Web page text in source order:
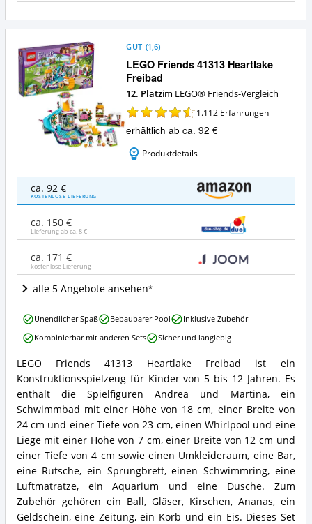
LEGO Friends 41313 Heartlake
Freibad
GUT (1,6)
12. Platzim LEGO® Friends-Vergleich
1.112 Erfahrungen
erhältlich ab ca. 92 €
Produktdetails
Friends
41313
Heartlake
Freibad
Angebote:
LEGO®
Friends
ca. 92 €
KOSTENLOSE LIEFERUNG
ca. 150 €
Lieferung ab ca.8 €
ca. 171 €
kostenlose Lieferung
alle 5 Angebote ansehen
LEGO
Friends
41313
Heartlake
Freibad
Zusammenfassung:
Was
bietet
LEGO®
Friends?
LEGO Friends 41313 Heartlake Freibad ist ein
Konstruktionsspielzeug für Kinder von 5 bis 12 Jahren. Es
enthält die Spielfiguren Andrea und Martina, ein
Schwimmbad mit einer Höhe von 18 cm, einer Breite von
24 cm und einer Tiefe von 23 cm, einen Whirlpool und eine
Liege mit einer Höhe von 7 cm, einer Breite von 12 cm und
einer Tiefe von 4 cm sowie einen Umkleideraum, eine Bar,
eine Rutsche, ein Sprungbrett, einen Schwimmring, eine
Luftmatratze, ein Aquarium und eine Dusche. Zum
Zubehör gehören ein Ball, Gläser, Kirschen, Ananas, ein
Geldschein, eine Zeitung, ein Korb und ein Eis. Dieses Set
LEGO
Friends
41313
Freibad
Vorteile:
Was
spricht
für
LEGO®
Friends?
Unendlicher Spaß Bebaubarer Pool
Inklusive Zubehör
Kombinierbar mit anderen Sets
Sicher und langlebig